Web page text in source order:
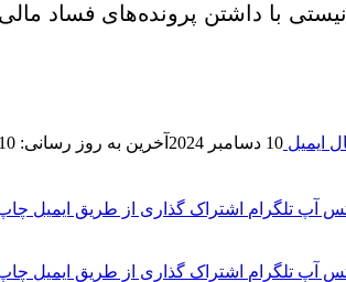
با داشتن پرونده‌های فساد
ایمیل 10 دسامبر 2024
آخرین به روز رسانی: 10 دسامبر 2024
آپ تلگرام اشتراک گذاری از طریق ایمیل
آپ تلگرام اشتراک گذاری از طریق ایمیل